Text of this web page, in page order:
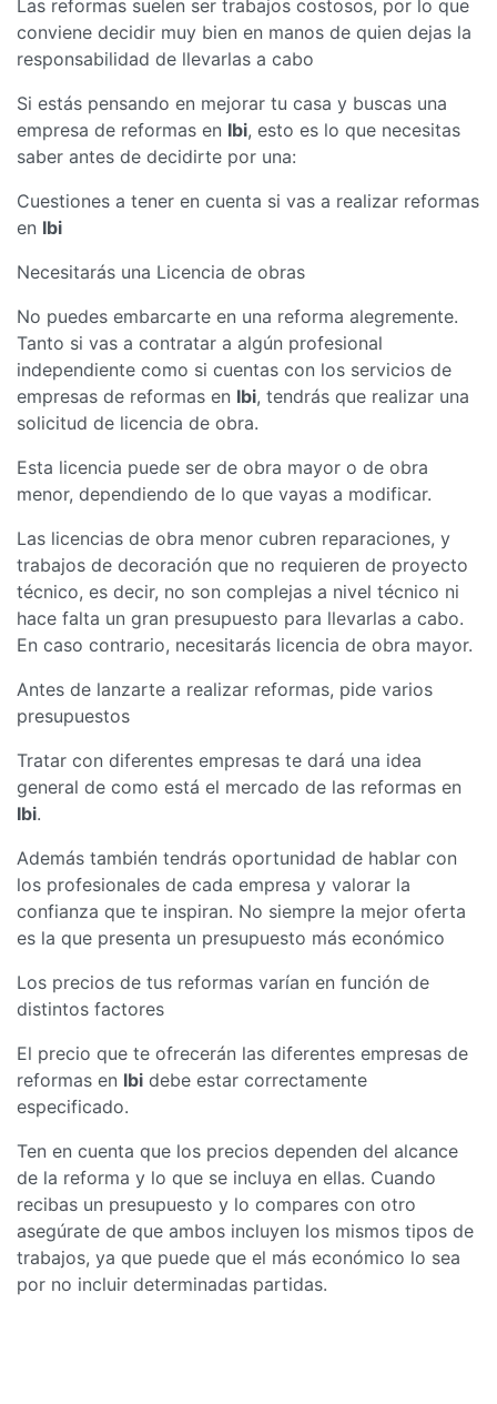
Las reformas suelen ser trabajos costosos, por lo que
conviene decidir muy bien en manos de quien dejas la
responsabilidad de llevarlas a cabo
Si estás pensando en mejorar tu casa y buscas una
empresa de reformas en Ibi, esto es lo que necesitas
saber antes de decidirte por una:
Cuestiones a tener en cuenta si vas a realizar reformas
en Ibi
Necesitarás una Licencia de obras
No puedes embarcarte en una reforma alegremente.
Tanto si vas a contratar a algún profesional
independiente como si cuentas con los servicios de
empresas de reformas en Ibi, tendrás que realizar una
solicitud de licencia de obra.
Esta licencia puede ser de obra mayor o de obra
menor, dependiendo de lo que vayas a modificar.
Las licencias de obra menor cubren reparaciones, y
trabajos de decoración que no requieren de proyecto
técnico, es decir, no son complejas a nivel técnico ni
hace falta un gran presupuesto para llevarlas a cabo.
En caso contrario, necesitarás licencia de obra mayor.
Antes de lanzarte a realizar reformas, pide varios
presupuestos
Tratar con diferentes empresas te dará una idea
general de como está el mercado de las reformas en
Ibi.
Además también tendrás oportunidad de hablar con
los profesionales de cada empresa y valorar la
confianza que te inspiran. No siempre la mejor oferta
es la que presenta un presupuesto más económico
Los precios de tus reformas varían en función de
distintos factores
El precio que te ofrecerán las diferentes empresas de
reformas en Ibi debe estar correctamente
especificado.
Ten en cuenta que los precios dependen del alcance
de la reforma y lo que se incluya en ellas. Cuando
recibas un presupuesto y lo compares con otro
asegúrate de que ambos incluyen los mismos tipos de
trabajos, ya que puede que el más económico lo sea
por no incluir determinadas partidas.